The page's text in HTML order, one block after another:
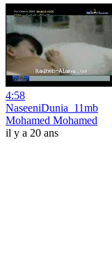
4:58
NaseeniDunia_11mb
Mohamed Mohamed
il y a 20 ans